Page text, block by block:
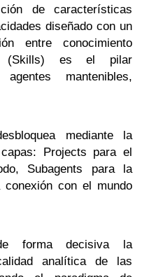
de características
diseñado con un
entre conocimiento
(Skills) es el pilar
mantenibles,
mediante la
Projects para el
Subagents para la
con el mundo
forma decisiva la
analítica de las